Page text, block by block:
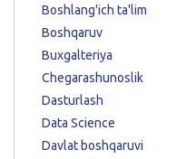
Boshlang'ich ta'lim
Boshqaruv
Buxgalteriya
Chegarashunoslik
Dasturlash
Data Science
Davlat boshqaruvi